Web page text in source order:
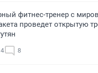
фитнес-тренер с
проведет открытую
8